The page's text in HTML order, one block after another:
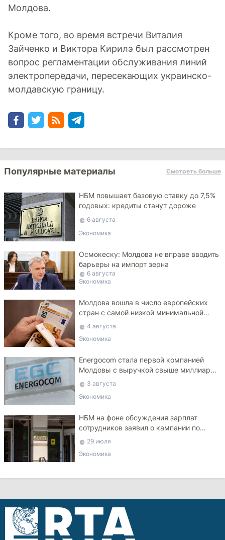
Молдова.
Кроме того, во время встречи Виталия
Зайченко и Виктора Кирилэ был рассмотрен
вопрос регламентации обслуживания линий
электропередачи, пересекающих украинско-
молдавскую границу.
Популярные материалы Смотреть больше
НБМ повышает базовую ставку до 7,5%
годовых: кредиты станут дороже
6 августа
Экономика
Осмокеску: Молдова не вправе вводить
барьеры на импорт зерна
6 августа
Экономика
Молдова вошла в число европейских
стран с самой низкой минимальной
зарплатой
4 августа
Экономика
Energocom стала первой компанией
Молдовы с выручкой свыше миллиарда
евро3 августа
Экономика
НБМ на фоне обсуждения зарплат
сотрудников заявил о кампании по
дискредитации учреждения
29 июля
Экономика